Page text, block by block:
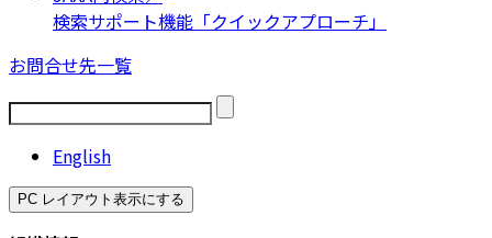
検索サポート機能「クイックアプローチ」
お問合せ先一覧
English
PC レイアウト表示にする